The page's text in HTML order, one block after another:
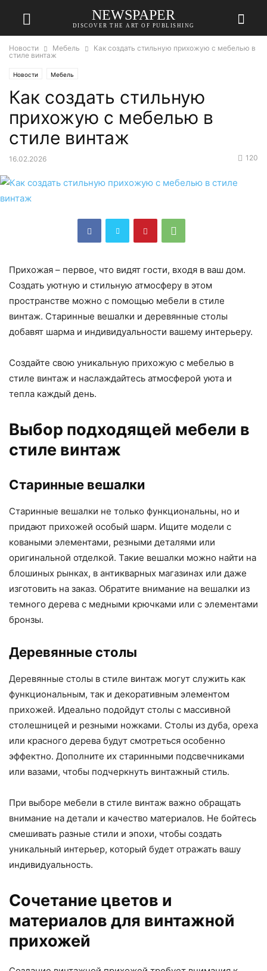
NEWSPAPER
DISCOVER THE ART OF PUBLISHING
Новости Мебель
Как создать стильную прихожую с мебелью в
стиле винтаж
Новости Мебель
Как создать стильную
прихожую с мебелью в
стиле винтаж
16.02.2026 120
Прихожая – первое, что видят гости, входя в ваш дом.
Создать уютную и стильную атмосферу в этом
пространстве можно с помощью мебели в стиле
винтаж. Старинные вешалки и деревянные столы
добавят шарма и индивидуальности вашему интерьеру.
Создайте свою уникальную прихожую с мебелью в
стиле винтаж и наслаждайтесь атмосферой уюта и
тепла каждый день.
Выбор подходящей мебели в
стиле винтаж
Старинные вешалки
Старинные вешалки не только функциональны, но и
придают прихожей особый шарм. Ищите модели с
коваными элементами, резными деталями или
оригинальной отделкой. Такие вешалки можно найти на
блошиных рынках, в антикварных магазинах или даже
изготовить на заказ. Обратите внимание на вешалки из
темного дерева с медными крючками или с элементами
бронзы.
Деревянные столы
Деревянные столы в стиле винтаж могут служить как
функциональным, так и декоративным элементом
прихожей. Идеально подойдут столы с массивной
столешницей и резными ножками. Столы из дуба, ореха
или красного дерева будут смотреться особенно
эффектно. Дополните их старинными подсвечниками
или вазами, чтобы подчеркнуть винтажный стиль.
При выборе мебели в стиле винтаж важно обращать
внимание на детали и качество материалов. Не бойтесь
смешивать разные стили и эпохи, чтобы создать
уникальный интерьер, который будет отражать вашу
индивидуальность.
Сочетание цветов и
материалов для винтажной
прихожей